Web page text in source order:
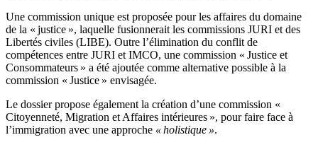
Une commission unique est proposée pour les affaires du domaine
de la « justice », laquelle fusionnerait les commissions JURI et des
Libertés civiles (LIBE). Outre l’élimination du conflit de
compétences entre JURI et IMCO, une commission « Justice et
Consommateurs » a été ajoutée comme alternative possible à la
commission « Justice » envisagée.
Le dossier propose également la création d’une commission «
Citoyenneté, Migration et Affaires intérieures », pour faire face à
l’immigration avec une approche « holistique ».